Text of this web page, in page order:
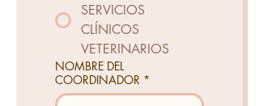
SERVICIOS
CLÍNICOS
VETERINARIOS
NOMBRE DEL
COORDINADOR *